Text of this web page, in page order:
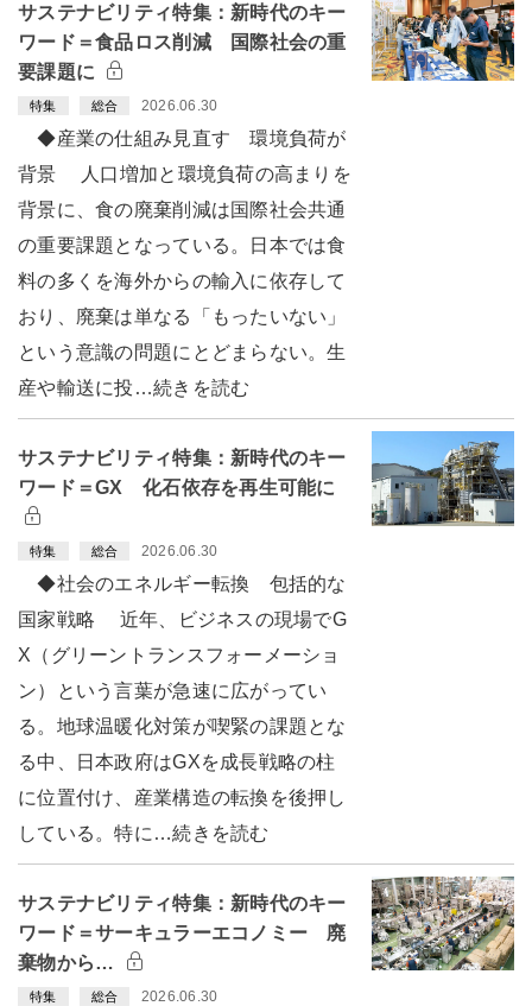
サステナビリティ特集：新時代のキー
ワード＝食品ロス削減 国際社会の重
要課題に
特集 総合 2026.06.30
◆産業の仕組み見直す 環境負荷が
背景 人口増加と環境負荷の高まりを
背景に、食の廃棄削減は国際社会共通
の重要課題となっている。日本では食
料の多くを海外からの輸入に依存して
おり、廃棄は単なる「もったいない」
という意識の問題にとどまらない。生
産や輸送に投…続きを読む
サステナビリティ特集：新時代のキー
ワード＝GX 化石依存を再生可能に
特集 総合 2026.06.30
◆社会のエネルギー転換 包括的な
国家戦略 近年、ビジネスの現場でG
X（グリーントランスフォーメーショ
ン）という言葉が急速に広がってい
る。地球温暖化対策が喫緊の課題とな
る中、日本政府はGXを成長戦略の柱
に位置付け、産業構造の転換を後押し
している。特に…続きを読む
サステナビリティ特集：新時代のキー
ワード＝サーキュラーエコノミー 廃
棄物から…
特集 総合 2026.06.30